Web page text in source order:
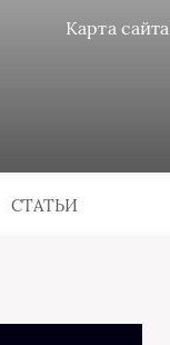
Карта сайта
СТАТЬИ